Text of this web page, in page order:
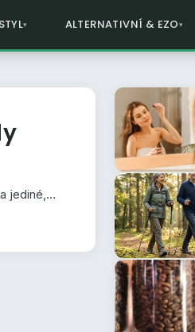
ALTERNATIVNÍ & EZO
jediné,…